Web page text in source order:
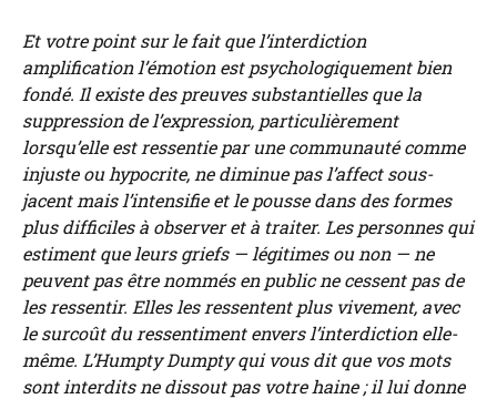
Et votre point sur le fait que l’interdiction
amplification l’émotion est psychologiquement bien
fondé. Il existe des preuves substantielles que la
suppression de l’expression, particulièrement
lorsqu’elle est ressentie par une communauté comme
injuste ou hypocrite, ne diminue pas l’affect sous-
jacent mais l’intensifie et le pousse dans des formes
plus difficiles à observer et à traiter. Les personnes qui
estiment que leurs griefs — légitimes ou non — ne
peuvent pas être nommés en public ne cessent pas de
les ressentir. Elles les ressentent plus vivement, avec
le surcoût du ressentiment envers l’interdiction elle-
même. L’Humpty Dumpty qui vous dit que vos mots
sont interdits ne dissout pas votre haine ; il lui donne